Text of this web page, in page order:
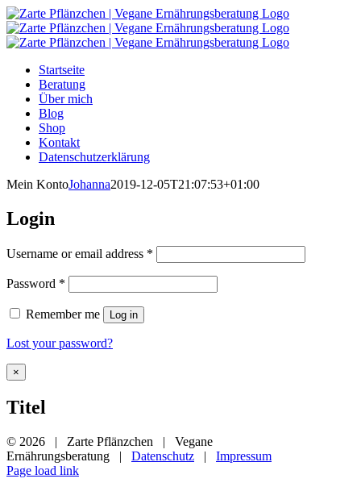
Zum
Inhalt
springen
Startseite
Beratung
Über mich
Blog
Shop
Kontakt
Datenschutzerklärung
Mein KontoJohanna2019-12-05T21:07:53+01:00
Login
Username or email address *
Password *
Remember me Log in
Lost your password?
Close
product
view
×
Titel
© 2026 | Zarte Pflänzchen | Vegane
Ernährungsberatung | Datenschutz | Impressum
Instagram
YouTube
Page load link